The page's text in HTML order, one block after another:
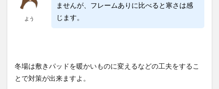
よう
ませんが、フレームありに比べると寒さは感
じます。
冬場は敷きパッドを暖かいものに変えるなどの工夫をするこ
とで対策が出来ますよ。